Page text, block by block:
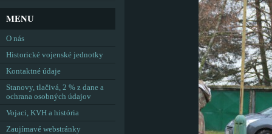
MENU
O nás
Historické vojenské jednotky
Kontaktné údaje
Stanovy, tlačivá, 2 % z dane a
ochrana osobných údajov
Vojaci, KVH a história
Zaujímavé webstránky